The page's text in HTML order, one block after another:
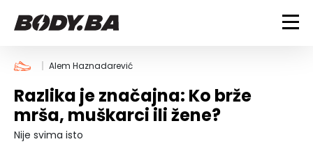
FITNESS
Vježbanje
Mršanje
Discipline
BODYBUILDING
Trening i vježbe
ISHRANA
Alem Haznadarević
Razlika je značajna: Ko brže
mrša, muškarci ili žene?
Nije svima isto